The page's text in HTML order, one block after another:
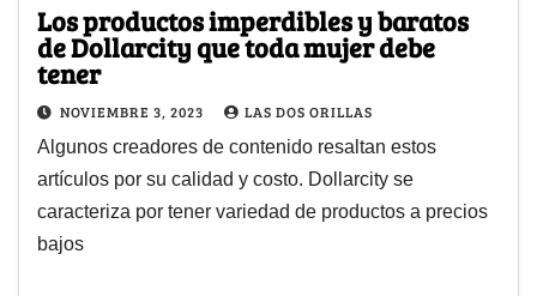
Los productos imperdibles y baratos
de Dollarcity que toda mujer debe
tener
NOVIEMBRE 3, 2023 LAS DOS ORILLAS
Algunos creadores de contenido resaltan estos
artículos por su calidad y costo. Dollarcity se
caracteriza por tener variedad de productos a precios
bajos